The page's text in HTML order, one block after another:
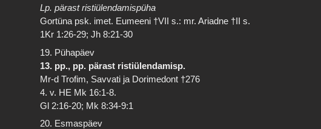
Lp. pärast ristiülendamispüha
Gortüna psk. imet. Eumeeni †VII s.: mr. Ariadne †II s.
1Kr 1:26-29; Jh 8:21-30
19. Pühapäev
13. pp., pp. pärast ristiülendamisp.
Mr-d Trofim, Savvati ja Dorimedont †276
4. v. HE Mk 16:1-8.
Gl 2:16-20; Mk 8:34-9:1
20. Esmaspäev